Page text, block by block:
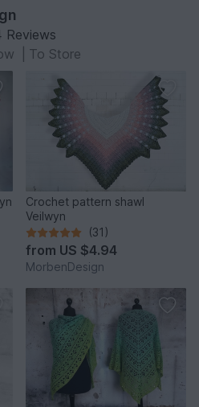
Reviews
To Store
Crochet pattern shawl
Veilwyn
(31)
from US $4.94
MorbenDesign